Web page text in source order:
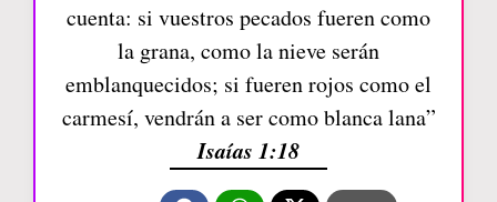
cuenta: si vuestros pecados fueren como
la grana, como la nieve serán
emblanquecidos; si fueren rojos como el
carmesí, vendrán a ser como blanca lana”
Isaías 1:18